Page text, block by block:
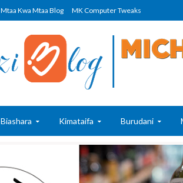
Mtaa Kwa Mtaa Blog MK Computer Tweaks
Biashara Kimataifa Burudani